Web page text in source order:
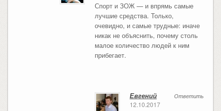
Спорт и ЗОЖ — и впрямь самые
лучшие средства. Только,
очевидно, и самые трудные: иначе
никак не объяснить, почему столь
малое количество людей к ним
прибегает.
Ответить
Евгений
12.10.2017